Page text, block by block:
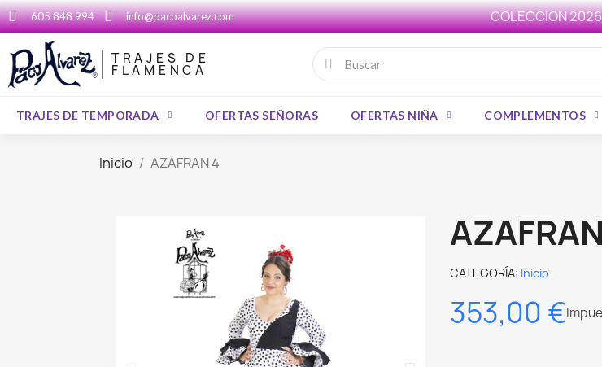
605 848 994 info@pacoalvarez.com COLECCION 2026
TRAJES DE
FLAMENCA
TRAJES DE TEMPORADA OFERTAS SEÑORAS OFERTAS NIÑA COMPLEMENTOS
Inicio AZAFRAN 4
CATEGORÍA Inicio
353,00 €